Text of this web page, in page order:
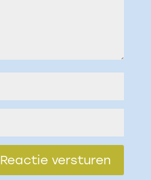
Reactie versturen